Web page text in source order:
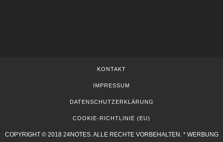
KONTAKT
IMPRESSUM
DATENSCHUTZERKLÄRUNG
COOKIE-RICHTLINIE (EU)
COPYRIGHT © 2018 24NOTES. ALLE RECHTE VORBEHALTEN. * WERBUNG